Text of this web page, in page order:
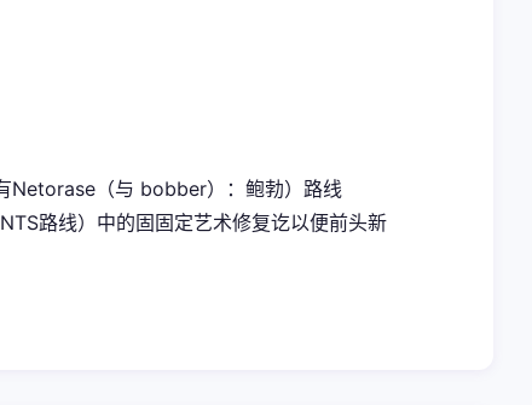
Netorase（与 bobber）：鲍勃）路线
路线）中的固固定艺术修复讫以便前头新